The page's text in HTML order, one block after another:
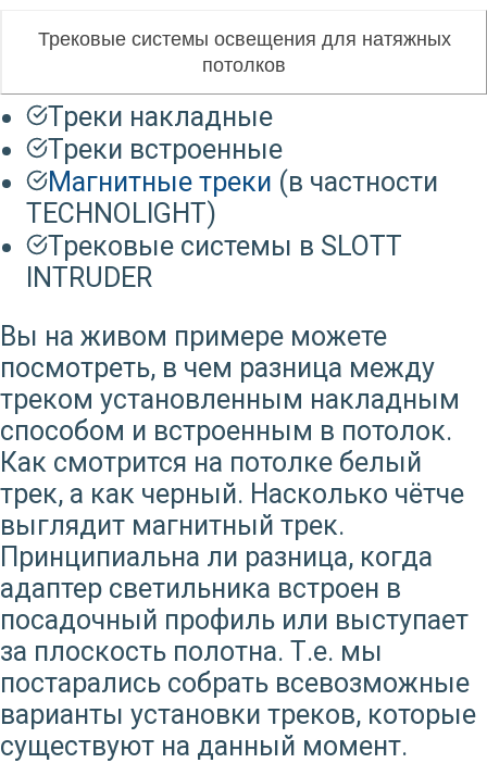
Трековые системы освещения для натяжных
потолков
Треки накладные
Треки встроенные
Магнитные треки (в частности
TECHNOLIGHT)
Трековые системы в SLOTT
INTRUDER
Вы на живом примере можете
посмотреть, в чем разница между
треком установленным накладным
способом и встроенным в потолок.
Как смотрится на потолке белый
трек, а как черный. Насколько чётче
выглядит магнитный трек.
Принципиальна ли разница, когда
адаптер светильника встроен в
посадочный профиль или выступает
за плоскость полотна. Т.е. мы
постарались собрать всевозможные
варианты установки треков, которые
существуют на данный момент.